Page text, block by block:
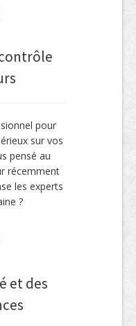
pour
sur vos
pensé au
récemment
les experts
?
et des